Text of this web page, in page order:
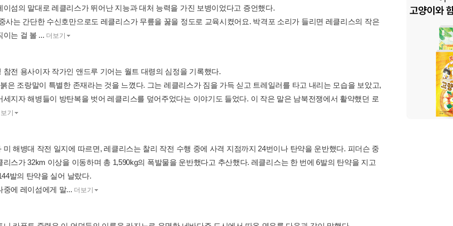
이섬의 말대로 레클리스가 뛰어난 지능과 대처 능력을 가진 보병이었다고 증언했다.
사는 간단한 수신호만으로도 레클리스가 무릎을 꿇을 정도로 교육시켰어요. 박격포 소리가 들리면 레클리스의 작은
이는 걸 볼 ... 더보기
참전 용사이자 작가인 앤드루 기어는 월트 대령의 심정을 기록했다.
은 조랑말이 특별한 존재라는 것을 느꼈다. 그는 레클리스가 짐을 가득 싣고 트레일러를 타고 내리는 모습을 보았고,
세지자 해병들이 방탄복을 벗어 레클리스를 덮어주었다는 이야기도 들었다. 이 작은 말은 남북전쟁에서 활약했던 로
기
미 해병대 작전 일지에 따르면, 레클리스는 찰리 작전 수행 중에 사격 지점까지 24번이나 탄약을 운반했다. 피더슨 중
리스가 32km 이상을 이동하며 총 1,590kg의 폭발물을 운반했다고 추산했다. 레클리스는 한 번에 6발의 탄약을 지고
발의 탄약을 실어 날랐다.
중에 레이섬에게 말... 더보기